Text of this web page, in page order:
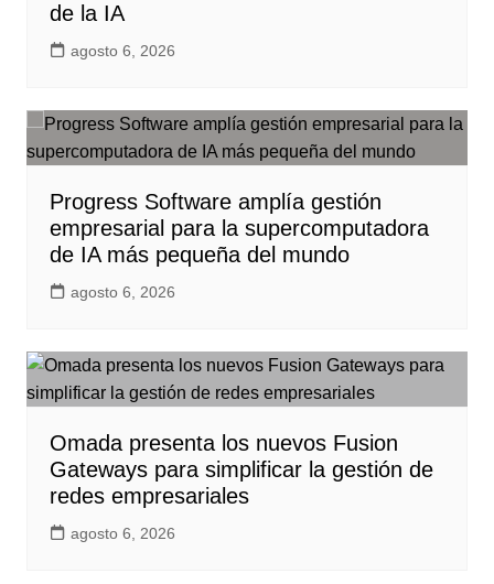
de la IA
agosto 6, 2026
Progress Software amplía gestión
empresarial para la supercomputadora
de IA más pequeña del mundo
agosto 6, 2026
Omada presenta los nuevos Fusion
Gateways para simplificar la gestión de
redes empresariales
agosto 6, 2026